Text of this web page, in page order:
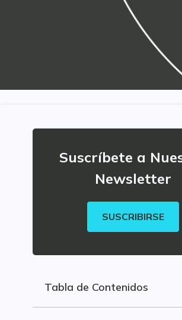
Suscríbete a
Newsletter
SUSCRIBIRSE
Tabla de Contenidos